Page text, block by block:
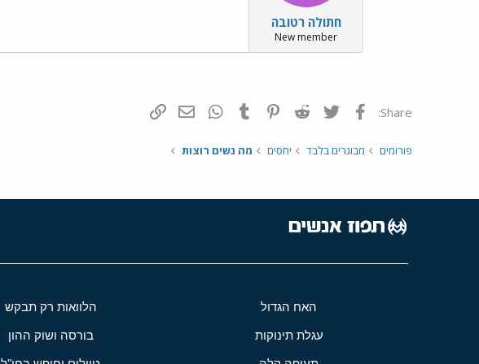
חתולה רטובה
New member
Share: פייסבוק Twitter
Reddit
Pinterest
Tumblr
WhatsAppדואר אלקטרוני
פורומים מבוגרים בלבד יחסים מה נשים רוצות
האח הגדול הלוואות רק תבקש
עגלת תינוקות בורסה ושוק ההון